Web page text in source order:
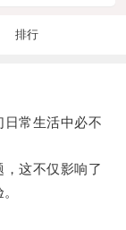
排行
常生活中必不
这不仅影响了